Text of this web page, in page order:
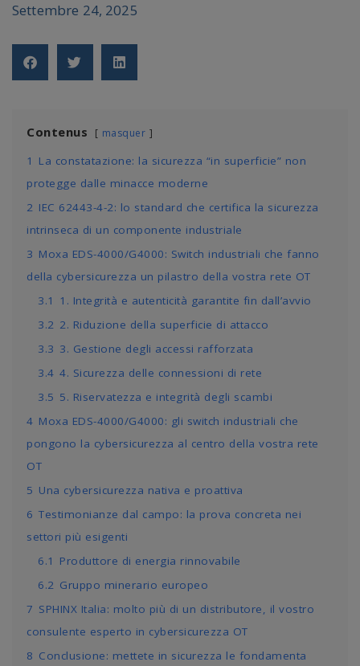
Settembre 24, 2025
Contenus masquer
1
La constatazione: la sicurezza “in superficie” non
protegge dalle minacce moderne
2 IEC 62443-4-2: lo standard che certifica la sicurezza
intrinseca di un componente industriale
3 Moxa EDS-4000/G4000: Switch industriali che fanno
della cybersicurezza un pilastro della vostra rete OT
3.1
1. Integrità e autenticità garantite fin dall’avvio
3.2 2. Riduzione della superficie di attacco
3.3 3. Gestione degli accessi rafforzata
3.4 4. Sicurezza delle connessioni di rete
3.5 5. Riservatezza e integrità degli scambi
4 Moxa EDS-4000/G4000: gli switch industriali che
pongono la cybersicurezza al centro della vostra rete
OT
5 Una cybersicurezza nativa e proattiva
6 Testimonianze dal campo: la prova concreta nei
settori più esigenti
6.1
Produttore di energia rinnovabile
6.2 Gruppo minerario europeo
7 SPHINX Italia: molto più di un distributore, il vostro
consulente esperto in cybersicurezza OT
8 Conclusione: mettete in sicurezza le fondamenta